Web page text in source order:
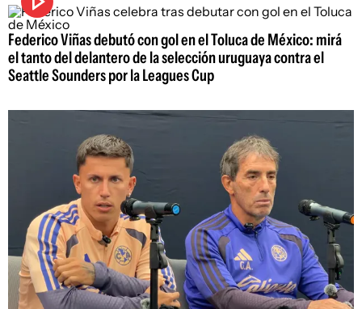
Federico Viñas debutó con gol en el Toluca de México: mirá
el tanto del delantero de la selección uruguaya contra el
Seattle Sounders por la Leagues Cup